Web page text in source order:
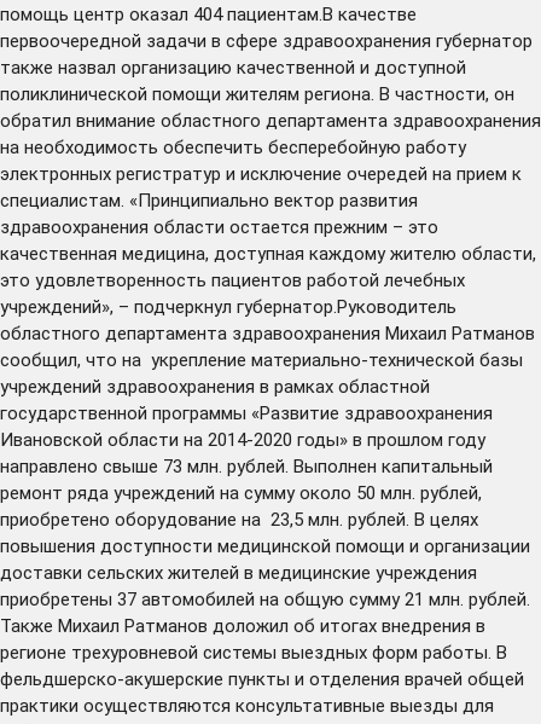
помощь центр оказал 404 пациентам.В качестве
первоочередной задачи в сфере здравоохранения губернатор
также назвал организацию качественной и доступной
поликлинической помощи жителям региона. В частности, он
обратил внимание областного департамента здравоохранения
на необходимость обеспечить бесперебойную работу
электронных регистратур и исключение очередей на прием к
специалистам. «Принципиально вектор развития
здравоохранения области остается прежним – это
качественная медицина, доступная каждому жителю области,
это удовлетворенность пациентов работой лечебных
учреждений», – подчеркнул губернатор.Руководитель
областного департамента здравоохранения Михаил Ратманов
сообщил, что на укрепление материально-технической базы
учреждений здравоохранения в рамках областной
государственной программы «Развитие здравоохранения
Ивановской области на 2014-2020 годы» в прошлом году
направлено свыше 73 млн. рублей. Выполнен капитальный
ремонт ряда учреждений на сумму около 50 млн. рублей,
приобретено оборудование на 23,5 млн. рублей. В целях
повышения доступности медицинской помощи и организации
доставки сельских жителей в медицинские учреждения
приобретены 37 автомобилей на общую сумму 21 млн. рублей.
Также Михаил Ратманов доложил об итогах внедрения в
регионе трехуровневой системы выездных форм работы. В
фельдшерско-акушерские пункты и отделения врачей общей
практики осуществляются консультативные выезды для